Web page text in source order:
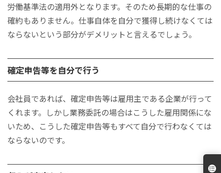
労働基準法の適用外となります。そのため長期的な仕事の
確約もありません。仕事自体を自分で獲得し続けなくては
ならないという部分がデメリットと言えるでしょう。
確定申告等を自分で行う
会社員であれば、確定申告等は雇用主である企業が行って
くれます。しかし業務委託の場合はこうした雇用関係にな
いため、こうした確定申告等もすべて自分で行わなくては
ならないのです。